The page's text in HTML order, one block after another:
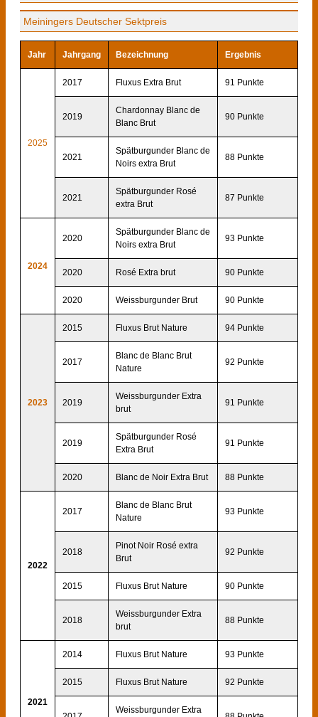
Meiningers Deutscher Sektpreis
Jahr Jahrgang Bezeichnung Ergebnis
2025
2017 Fluxus Extra Brut 91 Punkte
2019
Chardonnay Blanc de
Blanc Brut
90 Punkte
2021
Spätburgunder Blanc de
Noirs extra Brut
88 Punkte
2021
Spätburgunder Rosé
extra Brut
87 Punkte
2024
2020
Spätburgunder Blanc de
Noirs extra Brut
93 Punkte
2020 Rosé Extra brut 90 Punkte
2020 Weissburgunder Brut 90 Punkte
2023
2015 Fluxus Brut Nature 94 Punkte
2017
Blanc de Blanc Brut
Nature
92 Punkte
2019
Weissburgunder Extra
brut
91 Punkte
2019
Spätburgunder Rosé
Extra Brut
91 Punkte
2020 Blanc de Noir Extra Brut 88 Punkte
2022
2017
Blanc de Blanc Brut
Nature
93 Punkte
2018
Pinot Noir Rosé extra
Brut
92 Punkte
2015 Fluxus Brut Nature 90 Punkte
2018
Weissburgunder Extra
brut
88 Punkte
2021
2014 Fluxus Brut Nature 93 Punkte
2015 Fluxus Brut Nature 92 Punkte
Weissburgunder Extra